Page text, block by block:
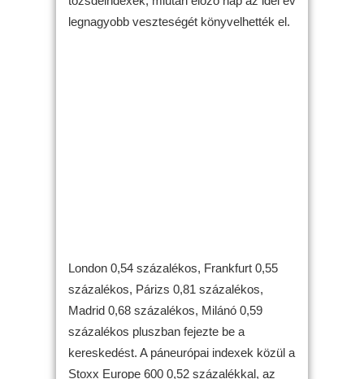
legnagyobb veszteségét könyvelhették el.
London 0,54 százalékos, Frankfurt 0,55
százalékos, Párizs 0,81 százalékos,
Madrid 0,68 százalékos, Milánó 0,59
százalékos pluszban fejezte be a
kereskedést. A páneurópai indexek közül a
Stoxx Europe 600 0,52 százalékkal, az